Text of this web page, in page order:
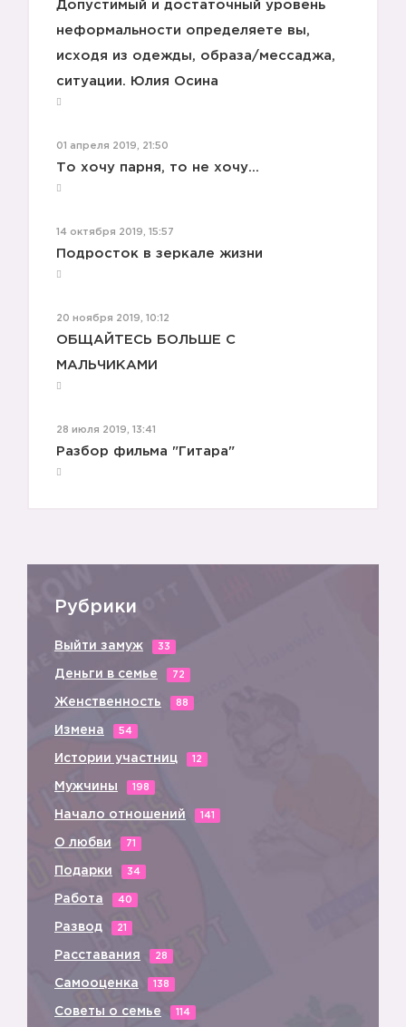
💚
Допустимый и достаточный уровень
неформальности определяете вы,
исходя из одежды, образа/мессаджа,
ситуации. Юлия Осина
01 апреля 2019, 21:50
То хочу парня, то не хочу...
14 октября 2019, 15:57
Подросток в зеркале жизни
20 ноября 2019, 10:12
ОБЩАЙТЕСЬ БОЛЬШЕ С
МАЛЬЧИКАМИ
28 июля 2019, 13:41
Разбор фильма "Гитара"
Рубрики
Выйти замуж 33
Деньги в семье 72
Женственность 88
Измена 54
Истории участниц 12
Мужчины 198
Начало отношений 141
О любви 71
Подарки 34
Работа 40
Развод 21
Расставания 28
Самооценка 138
Советы о семье 114